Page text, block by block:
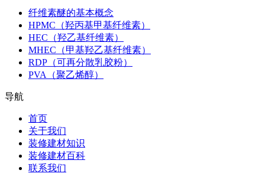
纤维素醚的基本概念
HPMC（羟丙基甲基纤维素）
HEC（羟乙基纤维素）
MHEC（甲基羟乙基纤维素）
RDP（可再分散乳胶粉）
PVA（聚乙烯醇）
导航
首页
关于我们
装修建材知识
装修建材百科
联系我们